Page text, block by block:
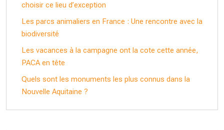
choisir ce lieu d’exception
Les parcs animaliers en France : Une rencontre avec la
biodiversité
Les vacances à la campagne ont la cote cette année,
PACA en tête
Quels sont les monuments les plus connus dans la
Nouvelle Aquitaine ?